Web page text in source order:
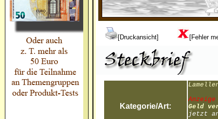
[Druckansicht] [Fehler
Kategorie/Art:
Anzeige
Geld
jetzt